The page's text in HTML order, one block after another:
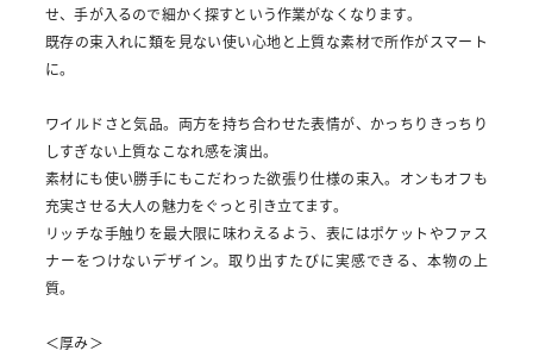
せ、手が入るので細かく探すという作業がなくなります。
既存の束入れに類を見ない使い心地と上質な素材で所作がスマート
に。
ワイルドさと気品。両方を持ち合わせた表情が、かっちりきっちり
しすぎない上質なこなれ感を演出。
素材にも使い勝手にもこだわった欲張り仕様の束入。オンもオフも
充実させる大人の魅力をぐっと引き立てます。
リッチな手触りを最大限に味わえるよう、表にはポケットやファス
ナーをつけないデザイン。取り出すたびに実感できる、本物の上
質。
＜厚み＞